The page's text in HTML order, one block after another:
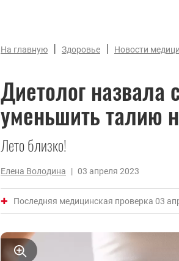
На главную | Здоровье | Новости
Диетолог назвала
уменьшить талию
Лето близко!
Елена Володина | 03 апреля 2023
Последняя медицинская проверка 03